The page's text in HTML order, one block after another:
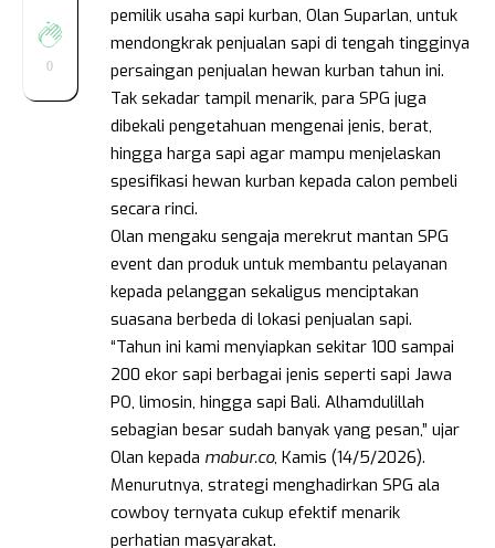
0
pemilik usaha sapi kurban, Olan Suparlan, untuk
mendongkrak penjualan sapi di tengah tingginya
persaingan penjualan hewan kurban tahun ini.
Tak sekadar tampil menarik, para SPG juga
dibekali pengetahuan mengenai jenis, berat,
hingga harga sapi agar mampu menjelaskan
spesifikasi hewan kurban kepada calon pembeli
secara rinci.
Olan mengaku sengaja merekrut mantan SPG
event dan produk untuk membantu pelayanan
kepada pelanggan sekaligus menciptakan
suasana berbeda di lokasi penjualan sapi.
“Tahun ini kami menyiapkan sekitar 100 sampai
200 ekor sapi berbagai jenis seperti sapi Jawa
PO, limosin, hingga sapi Bali. Alhamdulillah
sebagian besar sudah banyak yang pesan,” ujar
Olan kepada mabur.co, Kamis (14/5/2026).
Menurutnya, strategi menghadirkan SPG ala
cowboy ternyata cukup efektif menarik
perhatian masyarakat.